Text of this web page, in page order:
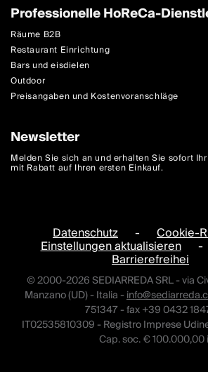
Professionelle HoReCa-
Räume B2B
Restaurant Einrichtung
Bars und eisdielen
Outdoor
Preisangaben und Kostenvoranschläge
Newsletter
Melden Sie sich an und erhalten Sie sofort
mit Rabatt auf Ihren ersten Einkauf.
Datenschutz - Cookie-
Einstellungen aktualisieren -
Barrierefreihei
© 2000-2026 SEDIARREDA SRL - via
Manzano (UD) - Italia -
751347 - fax +39 0432
IT02535810309 - Registro Imprese
Cap. soc. € 100.000,00